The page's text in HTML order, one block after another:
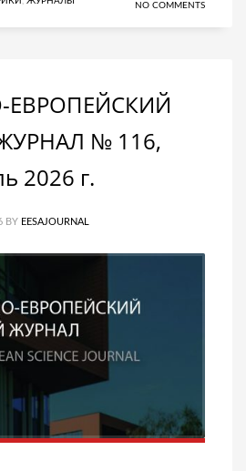
NO COMMENTS
№ 116,
2026 г.
BY EESAJOURNAL